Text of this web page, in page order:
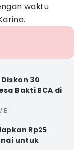
waktu
30
Bakti BCA di
Rp25
untuk